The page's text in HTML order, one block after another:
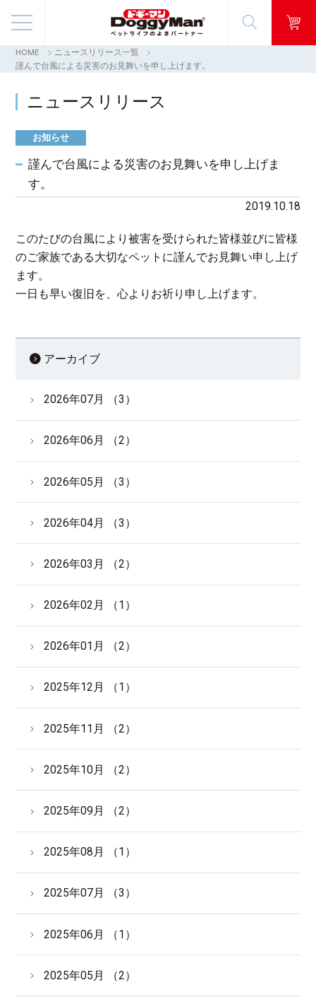
商品情報
映像ギャラリー
知る・楽しむ
お客様窓口・Q＆A
採用情報
サイトマップ English
HOME
ニュースリリース一覧
謹んで台風による災害のお見舞いを申し上げます。
ニュースリリース
お知らせ
謹んで台風による災害のお見舞いを申し上げま
す。
2019.10.18
このたびの台風により被害を受けられた皆様並びに皆様
のご家族である大切なペットに謹んでお見舞い申し上げ
ます。
一日も早い復旧を、心よりお祈り申し上げます。
アーカイブ
2026年07月 （3）
2026年06月 （2）
2026年05月 （3）
2026年04月 （3）
2026年03月 （2）
2026年02月 （1）
2026年01月 （2）
2025年12月 （1）
2025年11月 （2）
2025年10月 （2）
2025年09月 （2）
2025年08月 （1）
2025年07月 （3）
2025年06月 （1）
2025年05月 （2）